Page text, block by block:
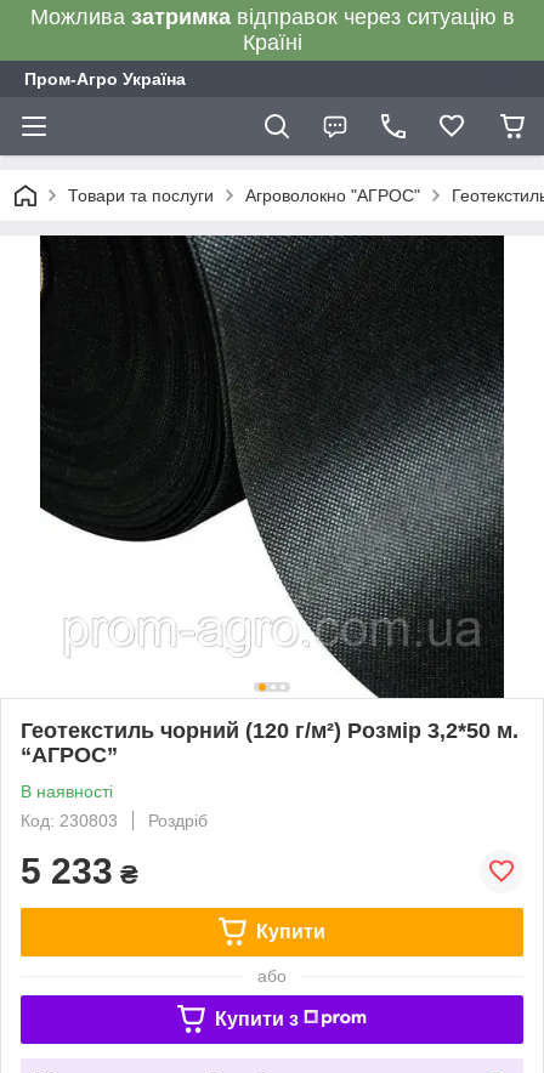
Можлива затримкавідправок через ситуацію в
Країні
Пром-Агро Україна
Товари та послуги Агроволокно "АГРОС"
Геотекстиль чорний (120 г/м²) Розмір 3,2*50 м.
“AГРОС”
В наявності
Код: 230803
Роздріб
5 233 ₴
Купити
або
Купити з